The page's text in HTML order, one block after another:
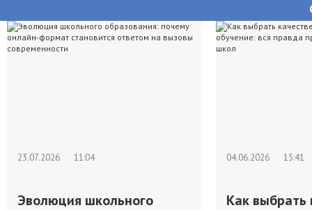
23.07.2026 11:04
Эволюция школьного
04.06.2026 15:41
Как выбрать